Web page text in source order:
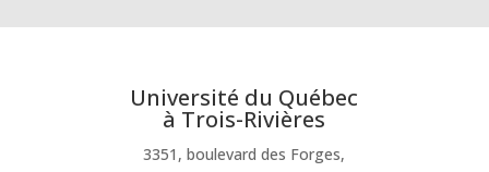
Université du Québec
à Trois-Rivières
3351, boulevard des Forges,